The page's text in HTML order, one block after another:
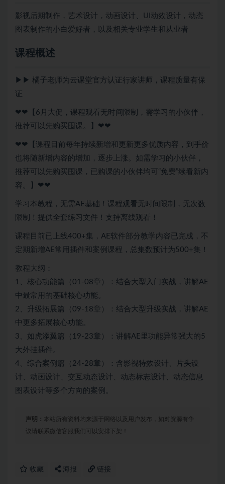
影视后期制作，艺术设计，动画设计、UI动效设计，动态
图表制作的小白爱好者，以及相关专业学生和从业者
课程概述
▶▶ 橘子老师为云课堂官方认证行家讲师，课程质量有保
证
❤❤【6月大促，课程观看无时间限制，需学习的小伙伴，
推荐可以先购买囤课。】❤❤
❤❤【课程目前每年持续新增和更新更多优质内容，到手价
也将随新增内容的增加，逐步上涨。如需学习的小伙伴，
推荐可以先购买囤课，已购课的小伙伴均可“免费”续看新内
容。】❤❤
学习本教程，无需AE基础！课程观看无时间限制，无次数
限制！提供全套练习文件！支持离线观看！
课程目前已上线400+集，AE软件部分教学内容已完成，不
定期新增AE常用插件和案例课程，总集数预计为500+集！
教程大纲：
1、核心功能篇（01-08章）：结合大型入门实战，讲解AE
中最常用的基础核心功能。
2、升级拓展篇（09-18章）：结合大型升级实战，讲解AE
中更多拓展核心功能。
3、如虎添翼篇（19-23章）：讲解AE里功能异常强大的5
大外挂插件。
4、综合案例篇（24-28章）：含影视特效设计、片头设
计、动画设计、交互动态设计、动态标志设计、动态信息
图表设计等多个方向的案例。
声明： 本站所有资料均来源于网络以及用户发布，如对资源有争
议请联系微信客服我们可以安排下架！
收藏 海报 链接